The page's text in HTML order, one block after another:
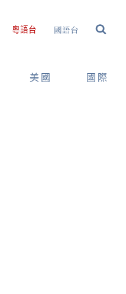
粵語台 國語台
美國 國際